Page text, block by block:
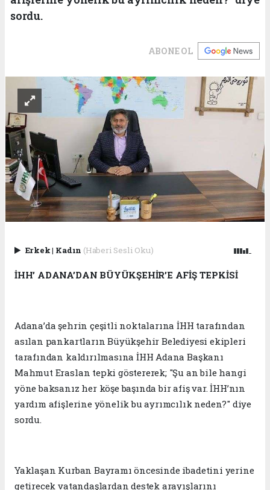
sordu.
ABONE OL
Erkek| Kadın (Haberi Sesli Oku)
İHH’ ADANA’DAN BÜYÜKŞEHİR’E AFİŞ TEPKİSİ
Adana’da şehrin çeşitli noktalarına İHH tarafından
asılan pankartların Büyükşehir Belediyesi ekipleri
tarafından kaldırılmasına İHH Adana Başkanı
Mahmut Eraslan tepki göstererek; "Şu an bile hangi
yöne baksanız her köşe başında bir afiş var. İHH’nın
yardım afişlerine yönelik bu ayrımcılık neden?" diye
sordu.
Yaklaşan Kurban Bayramı öncesinde ibadetini yerine
getirecek vatandaşlardan destek arayışlarını